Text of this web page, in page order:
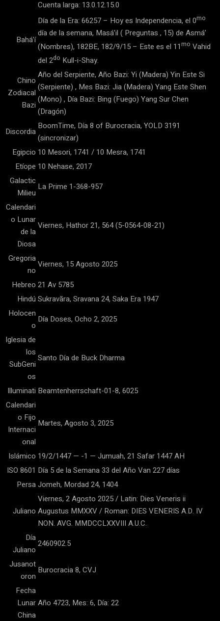
Cuenta larga: 13.0.12.15.0
Bahá’í
Día de la Era: 66257 – Hoy es Independencia, el 0mo
día de la semana, Masá’il ( Preguntas , 15) de Asmá’
(Nombres), 182BE, 182/9/15 – Este es el 11mo Vahid
del 2do Kull-i-Shay.
Chino
Zodiacal
Bazi
Año del Serpiente, Año Bazi: Yi (Madera) Yin Este Si
(Serpiente) , Mes Bazi: Jia (Madera) Yang Este Shen
(Mono) , Día Bazi: Bing (Fuego) Yang Sur Chen
(Dragón)
Discordia
BoomTime, Día 8 of Burocracia, YOLD 3191
(sincronizar)
Egipcio 10 Mesori, 1741 / 10 Mesra, 1741
Etíope 10 Nehase, 2017
Galactic
Milieu
La Prime 1-368-957
Calendari
o Lunar
de la
Diosa
Viernes, Hathor 21, 564 (5-0564-08-21)
Gregoria
no
Viernes, 15 Agosto 2025
Hebreo 21 Av 5785
Hindú Sukravãra, Sravana 24, Saka Era 1947
Holocen
o
Día Doses, Ocho 2, 2025
Iglesia de
los
SubGeni
os
Santo Día de Buck Dharma
Illuminati Beamtenherrschaft-01-8, 6025
Calendari
o Fijo
Internaci
onal
Martes, Agosto 3, 2025
Islámico 19/2/1447 — -1 — Jumuah, 21 Safar 1447 AH
ISO 8601 Día 5 de la Semana 33 del Año Van 227 días
PersaJomeh, Mordad 24, 1404
Juliano
Viernes, 2 Agosto 2025 / Latin: Dies Veneris ii
Augustus MMXXV / Roman: DIES VENERIS A.D. IV
NON. AVG. MMDCCLXXVIII A.U.C.
Día
Juliano
2460902.5
Jusanot
oron
Burocracia 8, CVJ
Fecha
Lunar
China
Año 4723, Mes: 6, Día: 22